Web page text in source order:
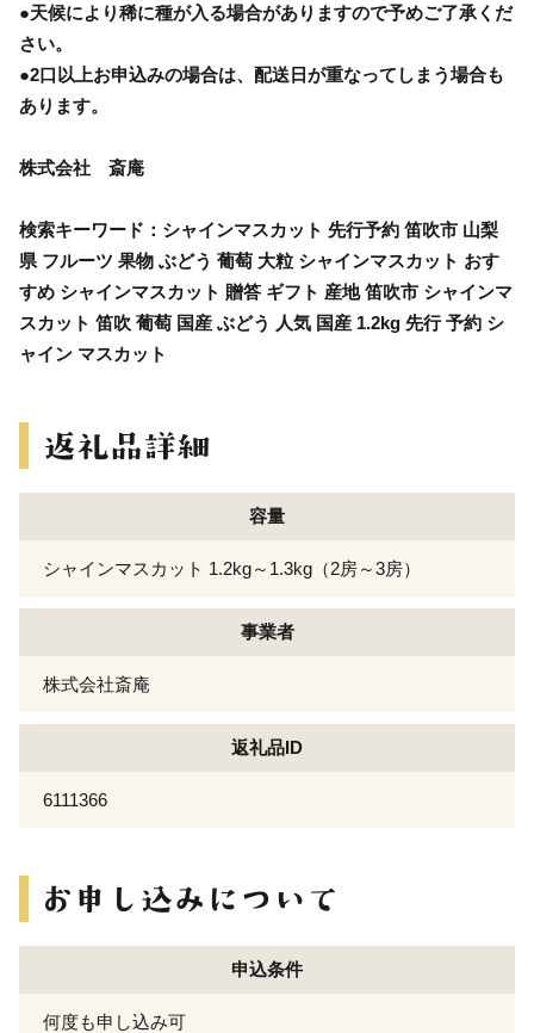
●天候により稀に種が入る場合がありますので予めご了承くだ
さい。
●2口以上お申込みの場合は、配送日が重なってしまう場合も
あります。
株式会社 斎庵
検索キーワード：シャインマスカット 先行予約 笛吹市 山梨
県 フルーツ 果物 ぶどう 葡萄 大粒 シャインマスカット おす
すめ シャインマスカット 贈答 ギフト 産地 笛吹市 シャインマ
スカット 笛吹 葡萄 国産 ぶどう 人気 国産 1.2kg 先行 予約 シ
ャイン マスカット
容量
シャインマスカット 1.2kg～1.3kg（2房～3房）
事業者
株式会社斎庵
返礼品ID
6111366
申込条件
何度も申し込み可